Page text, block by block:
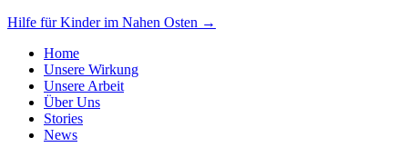
Hilfe für Kinder im Nahen Osten →
Home
Unsere Wirkung
Unsere Arbeit
Über Uns
Stories
News